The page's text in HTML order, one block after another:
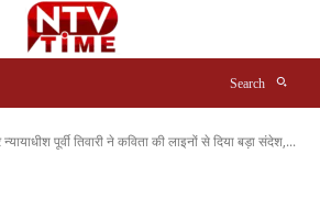
Search
पूर्वी तिवारी ने कविता की लाइनों से दिया बड़ा संदेश,...